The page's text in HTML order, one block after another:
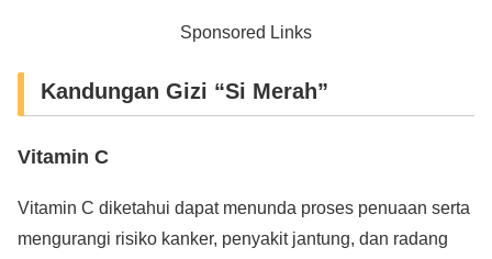
Sponsored Links
Kandungan Gizi “Si Merah”
Vitamin C
Vitamin C diketahui dapat menunda proses penuaan serta
mengurangi risiko kanker, penyakit jantung, dan radang